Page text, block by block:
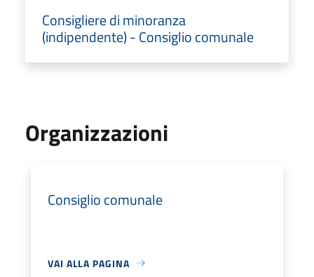
Consigliere di minoranza
(indipendente) - Consiglio comunale
Organizzazioni
Consiglio comunale
VAI ALLA PAGINA